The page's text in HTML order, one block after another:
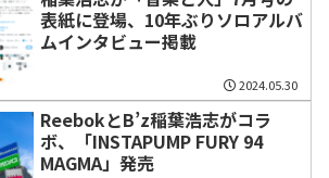
表紙に登場、10年ぶりソロアルバ
ムインタビュー掲載
2024.05.30
ReebokとB’z稲葉浩志がコラ
ボ、「INSTAPUMP FURY 94
MAGMA」発売